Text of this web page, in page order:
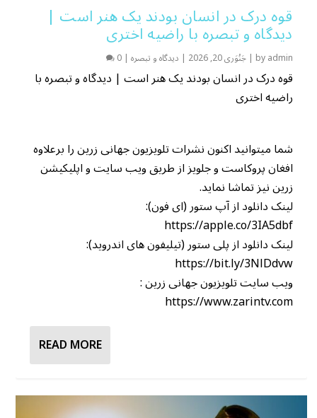
قوه درک در انسان بودند یک هنر است |
دیدگاه و تبصره با راضیه اختری
byadmin
|جَنُوَری 20, 2026 | دیدگاه و تبصره |
0
قوه درک در انسان بودند یک هنر است | دیدگاه و تبصره با
راضیه اختری
شما میتوانید اکنون نشرات تلویزیون جهانی زرین را برعلاوه
افغان پروکاست و جلویز از طریق ویب سایت و اپلیکیشن
زرین نیز تماشا نماید.
لینک دانلود از آپ ستور (ای فون):
https://apple.co/3IA5dbf
لینک دانلود از پلی ستور (تیلیفون های اندروید):
https://bit.ly/3NlDdvw
ویب سایت تلویزیون جهانی زرین :
https://www.zarintv.com
READ MORE